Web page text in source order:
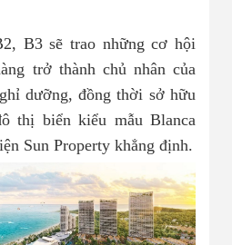
B3 sẽ trao những cơ hội
trở thành chủ nhân của
dưỡng, đồng thời sở hữu
thị biển kiểu mẫu Blanca
Sun Property khẳng định.